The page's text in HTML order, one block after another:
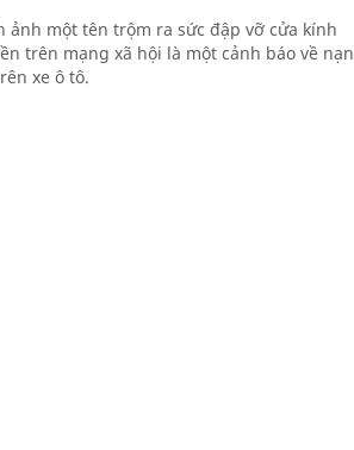
một tên trộm ra sức đập vỡ cửa kính
trên mạng xã hội là một cảnh báo về nạn
xe ô tô.